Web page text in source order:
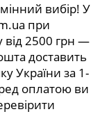
вибір! У
при
2500 грн —
доставить
України за 1-
оплатою ви